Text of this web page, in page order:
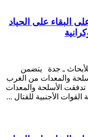
البقاء على الحياد
ـ جدة يتضمن
والمعدات من الغرب
تدفقت الأسلحة والمعدات
الأجنبية للقتال ...